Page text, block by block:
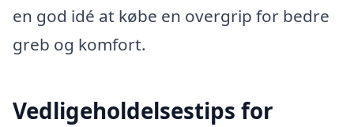
en god idé at købe en overgrip for bedre
greb og komfort.
Vedligeholdelsestips for